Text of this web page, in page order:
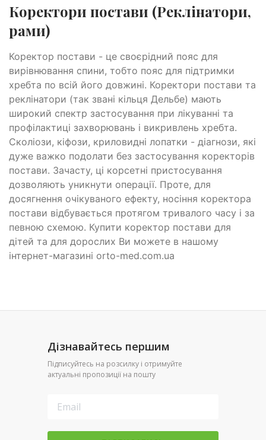
Коректори постави (Реклінатори,
рами)
Коректор постави - це своєрідний пояс для
вирівнювання спини, тобто пояс для підтримки
хребта по всій його довжині. Коректори постави та
реклінатори (так звані кільця Дельбе) мають
широкий спектр застосування при лікуванні та
профілактиці захворювань і викривлень хребта.
Сколіози, кіфози, криловидні лопатки - діагнози, які
дуже важко подолати без застосування коректорів
постави. Зачасту, ці корсетні пристосування
дозволяють уникнути операції. Проте, для
досягнення очікуваного ефекту, носіння коректора
постави відбувається протягом тривалого часу і за
певною схемою. Купити коректор постави для
дітей та для дорослих Ви можете в нашому
інтернет-магазині orto-med.com.ua
Дізнавайтесь першим
Підписуйтесь на розсилку і отримуйте
актуальні пропозиції на пошту